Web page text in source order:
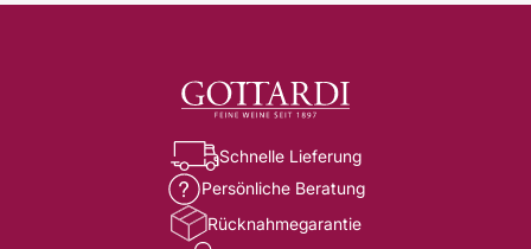
Schnelle Lieferung
Persönliche Beratung
Rücknahmegarantie